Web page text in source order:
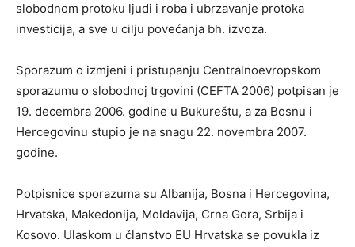
slobodnom protoku ljudi i roba i ubrzavanje protoka
investicija, a sve u cilju povećanja bh. izvoza.
Sporazum o izmjeni i pristupanju Centralnoevropskom
sporazumu o slobodnoj trgovini (CEFTA 2006) potpisan je
19. decembra 2006. godine u Bukureštu, a za Bosnu i
Hercegovinu stupio je na snagu 22. novembra 2007.
godine.
Potpisnice sporazuma su Albanija, Bosna i Hercegovina,
Hrvatska, Makedonija, Moldavija, Crna Gora, Srbija i
Kosovo. Ulaskom u članstvo EU Hrvatska se povukla iz